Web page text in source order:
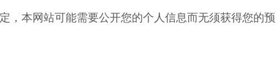
，本网站可能需要公开您的个人信息而无须获得您的